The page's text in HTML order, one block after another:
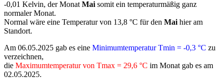
-0,01 Kelvin, der Monat Mai somit ein temperaturmäßig ganz
normaler Monat.
Normal wäre eine Temperatur von 13,8 °C für den Mai hier am
Standort.
Am 06.05.2025 gab es eine Minimumtemperatur Tmin = -0,3 °C zu
verzeichnen,
die Maximumtemperatur von Tmax = 29,6 °C im Monat gab es am
02.05.2025.